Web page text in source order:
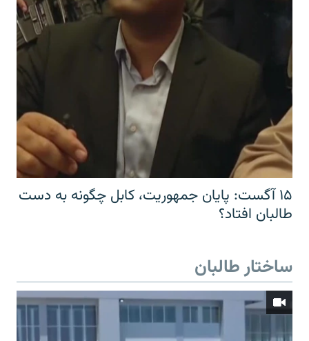
۱۵ آگست: پایان جمهوریت، کابل چگونه به دست
طالبان افتاد؟
ساختار طالبان